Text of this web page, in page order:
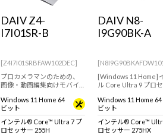
DAIV Z4-
I7I01SR-B
[Z4I7I01SRBFAW102DEC]
プロカメラマンのための、
画像・動画編集向けモバイ
Windows 11 Home 64
ビット
インテル® Core™ Ultra 7 プ
ロセッサー 255H
DAIV N8-
I9G90BK-A
[Windows 11 Home]
ル Core Ultra 9 プロ
GPUを搭載したモデ
モデルやVRのレンダ
におすすめなフラグ
ノートPC
Windows 11 Home 64
ビット
インテル® Core™
ロセッサー 275HX